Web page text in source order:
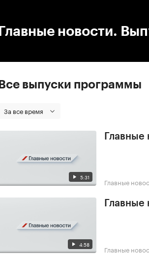
Главные новости.
Все выпуски программы
За все время
5:31 Главные
4:58 Главные